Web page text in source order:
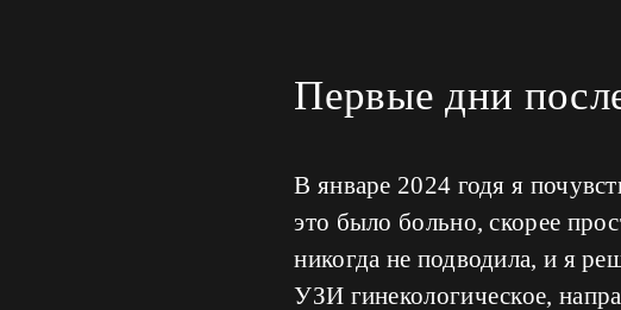
Первые дни
В январе 2024 годя я
это было больно, скорее
никогда не подводила, и я
УЗИ гинекологическое,